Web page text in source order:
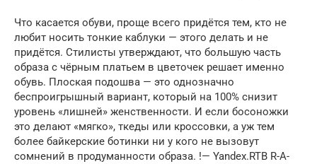
Что касается обуви, проще всего придётся тем, кто не
любит носить тонкие каблуки — этого делать и не
придётся. Стилисты утверждают, что большую часть
образа с чёрным платьем в цветочек решает именно
обувь. Плоская подошва — это однозначно
беспроигрышный вариант, который на 100% снизит
уровень «лишней» женственности. И если босоножки
это делают «мягко», ткеды или кроссовки, а уж тем
более байкерские ботинки ни у кого не вызовут
сомнений в продуманности образа. !— Yandex.RTB R-A-